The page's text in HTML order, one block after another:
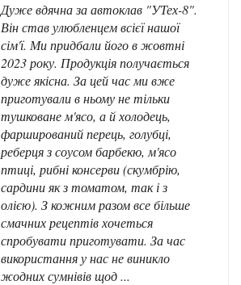
Дуже вдячна за автоклав "УТех-8".
Він став улюбленцем всієї нашої
сім'ї. Ми придбали його в жовтні
2023 року. Продукція получається
дуже якісна. За цей час ми вже
приготували в ньому не тільки
тушковане м'ясо, а й холодець,
фарширований перець, голубці,
реберця з соусом барбекю, м'ясо
птиці, рибні консерви (скумбрію,
сардини як з томатом, так і з
олією). З кожним разом все більше
смачних рецептів хочеться
спробувати приготувати. За час
використання у нас не виникло
жодних сумнівів щод ...